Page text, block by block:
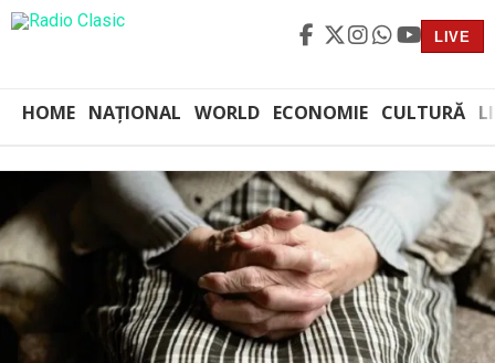
LIVE
HOME NAȚIONAL WORLD ECONOMIE CULTURĂ